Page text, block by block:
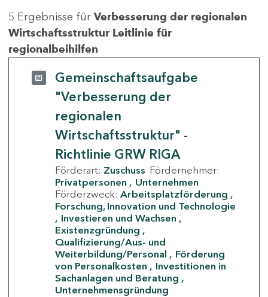
5 Ergebnisse für Verbesserung der regionalen
Wirtschaftsstruktur Leitlinie für
regionalbeihilfen
Gemeinschaftsaufgabe
"Verbesserung der
regionalen
Wirtschaftsstruktur" -
Richtlinie GRW RIGA
Förderart: Zuschuss Fördernehmer:
Privatpersonen
Unternehmen
Förderzweck: Arbeitsplatzförderung
Forschung, Innovation und Technologie
Investieren und Wachsen
Existenzgründung
Qualifizierung/Aus- und
Weiterbildung/Personal
Förderung
von Personalkosten
Investitionen in
Sachanlagen und Beratung
Unternehmensgründung